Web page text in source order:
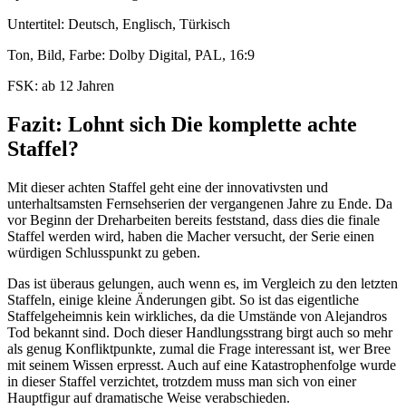
Untertitel: Deutsch, Englisch, Türkisch
Ton, Bild, Farbe: Dolby Digital, PAL, 16:9
FSK: ab 12 Jahren
Fazit: Lohnt sich Die komplette achte
Staffel?
Mit dieser achten Staffel geht eine der innovativsten und
unterhaltsamsten Fernsehserien der vergangenen Jahre zu Ende. Da
vor Beginn der Dreharbeiten bereits feststand, dass dies die finale
Staffel werden wird, haben die Macher versucht, der Serie einen
würdigen Schlusspunkt zu geben.
Das ist überaus gelungen, auch wenn es, im Vergleich zu den letzten
Staffeln, einige kleine Änderungen gibt. So ist das eigentliche
Staffelgeheimnis kein wirkliches, da die Umstände von Alejandros
Tod bekannt sind. Doch dieser Handlungsstrang birgt auch so mehr
als genug Konfliktpunkte, zumal die Frage interessant ist, wer Bree
mit seinem Wissen erpresst. Auch auf eine Katastrophenfolge wurde
in dieser Staffel verzichtet, trotzdem muss man sich von einer
Hauptfigur auf dramatische Weise verabschieden.